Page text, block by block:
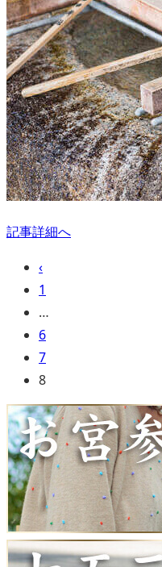
記事詳細へ
‹前
へ
1
…
6
7
8